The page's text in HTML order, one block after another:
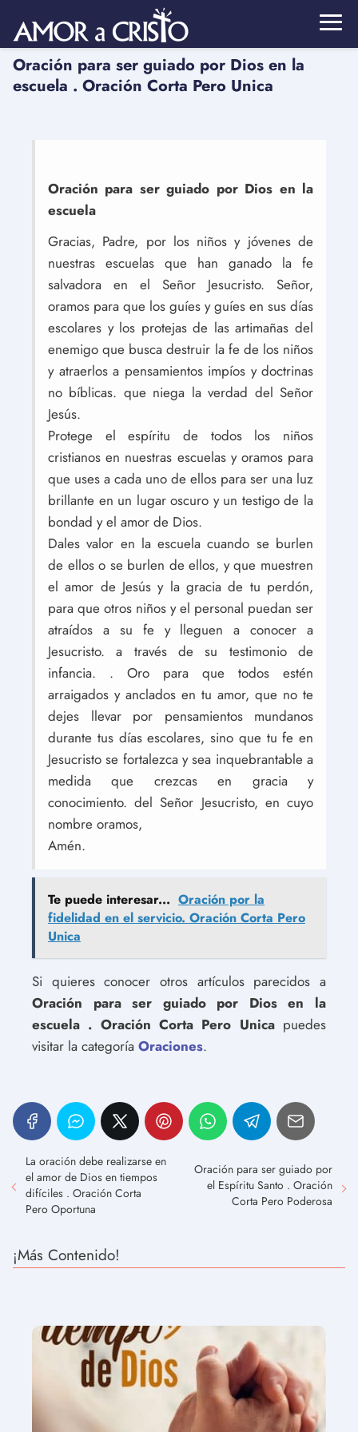
Oración para ser guiado por Dios en la
escuela . Oración Corta Pero Unica
Oración para ser guiado por Dios en la
escuela
Gracias, Padre, por los niños y jóvenes de
nuestras escuelas que han ganado la fe
salvadora en el Señor Jesucristo. Señor,
oramos para que los guíes y guíes en sus días
escolares y los protejas de las artimañas del
enemigo que busca destruir la fe de los niños
y atraerlos a pensamientos impíos y doctrinas
no bíblicas. que niega la verdad del Señor
Jesús.
Protege el espíritu de todos los niños
cristianos en nuestras escuelas y oramos para
que uses a cada uno de ellos para ser una luz
brillante en un lugar oscuro y un testigo de la
bondad y el amor de Dios.
Dales valor en la escuela cuando se burlen
de ellos o se burlen de ellos, y que muestren
el amor de Jesús y la gracia de tu perdón,
para que otros niños y el personal puedan ser
atraídos a su fe y lleguen a conocer a
Jesucristo. a través de su testimonio de
infancia. . Oro para que todos estén
arraigados y anclados en tu amor, que no te
dejes llevar por pensamientos mundanos
durante tus días escolares, sino que tu fe en
Jesucristo se fortalezca y sea inquebrantable a
medida que crezcas en gracia y
conocimiento. del Señor Jesucristo, en cuyo
nombre oramos,
Amén.
Te puede interesar... Oración por la
fidelidad en el servicio. Oración Corta Pero
Unica
Si quieres conocer otros artículos parecidos a
Oración para ser guiado por Dios en la
escuela . Oración Corta Pero Unicapuedes
visitar la categoría Oraciones.
La oración debe realizarse en
el amor de Dios en tiempos
difíciles . Oración Corta
Pero Oportuna
Oración para ser guiado por
el Espíritu Santo . Oración
Corta Pero Poderosa
¡Más Contenido!